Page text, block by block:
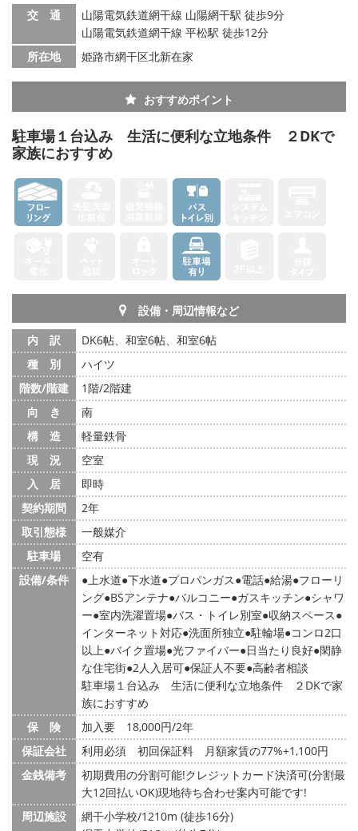
交 通
山陽電気鉄道網干線 山陽網干駅 徒歩9分
山陽電気鉄道網干線 平松駅 徒歩12分
所在地
姫路市網干区北新在家
おすすめポイント
駐車場１台込み 生活に便利な立地条件 ２DKで
家族におすすめ
設備・周辺情報など
内 訳
DK6帖、和室6帖、和室6帖
種 別
ハイツ
階数/階建
1階/2階建
向 き
南
構 造
軽量鉄骨
現 況
空室
入 居
即時
契約期間
2年
取引態様
一般媒介
駐車場
空有
設備/条件
上水道 下水道 プロパンガス 電話 給湯 フローリ
ング BSアンテナ バルコニー ガスキッチン シャワ
ー 室内洗濯置場 バス・トイレ別室 収納スペース
インターネット対応 洗面所独立 駐輪場 コンロ2口
以上 バイク置場 光ファイバー 日当たり良好 閑静
な住宅街 2人入居可 保証人不要 高齢者相談
駐車場１台込み 生活に便利な立地条件 ２DKで家
族におすすめ
保 険
加入要 18,000円/2年
保証会社
利用必須 初回保証料 月額家賃の77%+1,100円
金銭備考
初期費用の分割可能!クレジットカード決済可(分割最
大12回払いOK)現地待ち合わせ案内可能です!
周辺施設
網干小学校/1210m (徒歩16分)